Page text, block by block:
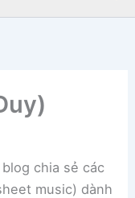
chia sẻ các
music) dành